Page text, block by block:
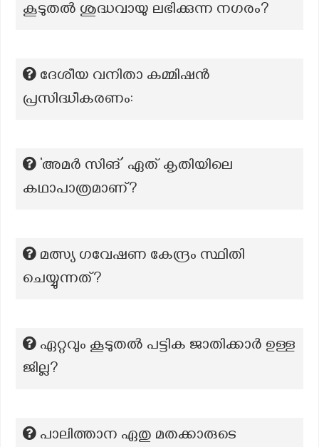
കൂടുതല്‍ ശുദ്ധവായു ലഭിക്കുന്ന നഗരം?
ദേശീയ വനിതാ കമ്മിഷൻ
പ്രസിദ്ധീകരണം:
‘അമർ സിങ്’ ഏത് കൃതിയിലെ
കഥാപാത്രമാണ്?
മത്സ്യ ഗവേഷണ കേന്ദ്രം സ്ഥിതി
ചെയ്യുന്നത്?
ഏറ്റവും കൂടുതല്‍ പട്ടിക ജാതിക്കാര്‍ ഉള്ള
ജില്ല?
പാലിത്താന ഏതു മതക്കാരുടെ